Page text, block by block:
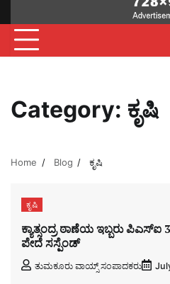
Category: ಕೃಷಿ
Home Blog ಕೃಷಿ
ಕೃಷಿ
ಕ್ಯಾತ್ಸಂದ್ರ ಠಾಣೆಯ ಇಬ್ಬರು
ಪೇದೆ ಸಸ್ಪೆಂಡ್
ತುಮಕೂರು ವಾಯ್ಸ್ ಸಂಪಾದಕರು